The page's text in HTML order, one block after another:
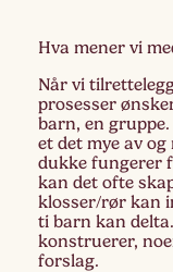
Hva mener vi
Når vi
prosesser
barn, en
et det mye av
dukke fungerer
kan det ofte
klosser/rør kan
ti barn kan
konstruerer,
forslag.